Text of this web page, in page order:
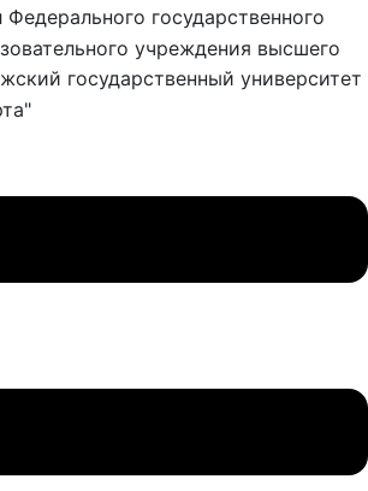
государственного
учреждения высшего
государственный университет